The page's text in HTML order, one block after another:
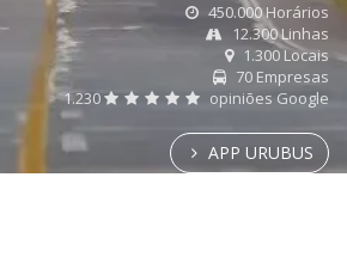
450.000 Horários
12.300 Linhas
1.300 Locais
70 Empresas
1.230
opiniões Google
APP URUBUS